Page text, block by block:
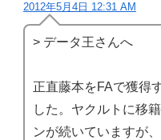
2012年5月4日 12:31 AM
> データ王さんへ
正直藤本をFAで獲得
した。ヤクルトに移
ンが続いていますが